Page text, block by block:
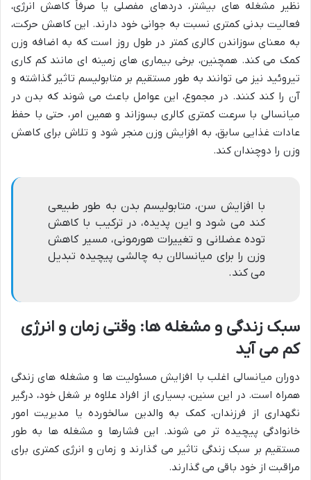
نظیر مشغله های بیشتر، دردهای مفصلی یا صرفاً کاهش انرژی،
فعالیت بدنی کمتری نسبت به جوانی خود دارند. این کاهش حرکت،
به معنای سوزاندن کالری کمتر در طول روز است که به اضافه وزن
کمک می کند. همچنین، برخی بیماری های زمینه ای مانند کم کاری
تیروئید نیز می توانند به طور مستقیم بر متابولیسم تاثیر گذاشته و
آن را کند کنند. در مجموع، این عوامل باعث می شوند که بدن در
میانسالی با سرعت کمتری کالری بسوزاند و همین امر، حتی با حفظ
عادات غذایی سابق، به افزایش وزن منجر شود و تلاش برای کاهش
وزن را دوچندان کند.
با افزایش سن، متابولیسم بدن به طور طبیعی
کند می شود و این پدیده، در ترکیب با کاهش
توده عضلانی و تغییرات هورمونی، مسیر کاهش
وزن را برای میانسالان به چالشی پیچیده تبدیل
می کند.
سبک زندگی و مشغله ها: وقتی زمان و انرژی
کم می آید
دوران میانسالی اغلب با افزایش مسئولیت ها و مشغله های زندگی
همراه است. در این سنین، بسیاری از افراد علاوه بر شغل خود، درگیر
نگهداری از فرزندان، کمک به والدین سالخورده یا مدیریت امور
خانوادگی پیچیده تر می شوند. این فشارها و مشغله ها به طور
مستقیم بر سبک زندگی تاثیر می گذارند و زمان و انرژی کمتری برای
مراقبت از خود باقی می گذارند.